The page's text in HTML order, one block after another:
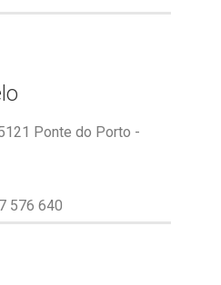
Ponte do Porto -
576 640